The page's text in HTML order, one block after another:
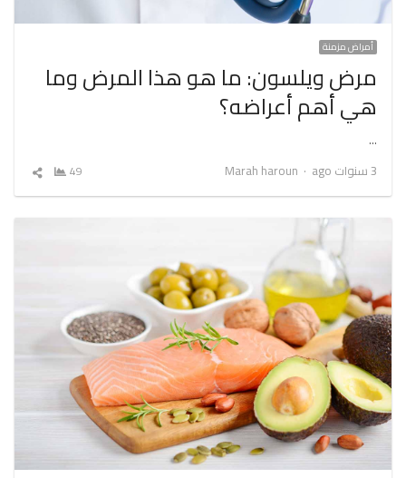
أمراض مزمنة
مرض ويلسون: ما هو هذا المرض وما
هي أهم أعراضه؟
…
3 سنوات ago
Author
Marah haroun
49
شارك